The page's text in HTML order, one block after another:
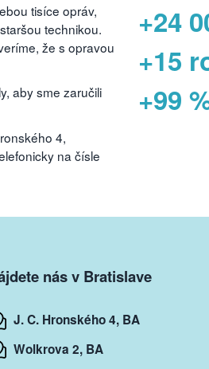
tisíce opráv,
technikou.
že s opravou
aby sme zaručili
4,
na čísle
+24
+15
+99
nás v Bratislave
J. C. Hronského 4, BA
Wolkrova 2, BA